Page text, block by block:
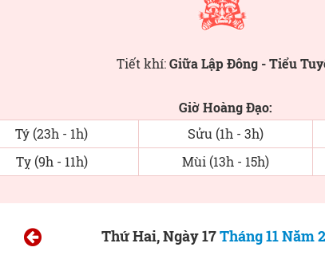
Tiết khí:Giữa Lập Đông - Tiểu
Giờ Hoàng Đạo:
Tý (23h - 1h)
Sửu (1h - 3h)
Tỵ (9h - 11h)
Mùi (13h - 15h)
Thứ Hai, Ngày 17Tháng 11 Năm